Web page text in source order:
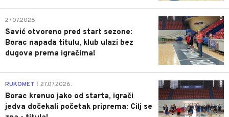
0
27.07.2026.
Savić otvoreno pred start sezone:
Borac napada titulu, klub ulazi bez
dugova prema igračima!
0
RUKOMET 27.07.2026.
Borac krenuo jako od starta, igrači
jedva dočekali početak priprema: Cilj se